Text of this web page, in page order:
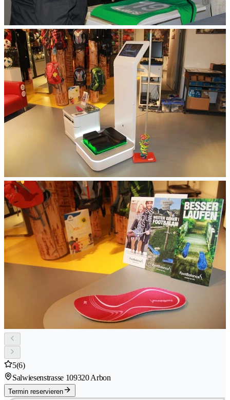
5(6)
Salwiesenstrasse 109320 Arbon
Termin reservieren